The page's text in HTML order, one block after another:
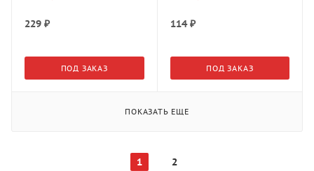
229 ₽
ПОД ЗАКАЗ
114₽
ПОД ЗАКАЗ
ПОКАЗАТЬ ЕЩЕ
1 2